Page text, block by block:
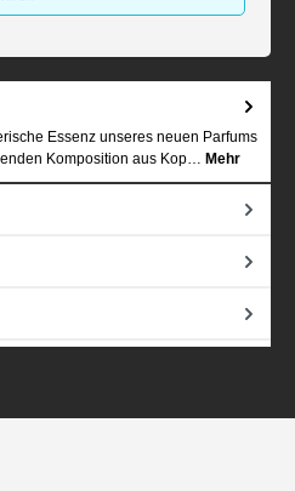
Essenz unseres neuen Parfums
Komposition aus Kop… Mehr